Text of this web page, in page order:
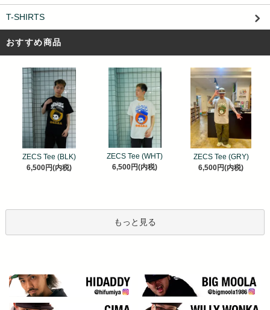
T-SHIRTS
おすすめ商品
ZECS Tee (BLK)
6,500円(内税)
ZECS Tee (WHT)
6,500円(内税)
ZECS Tee (GRY)
6,500円(内税)
もっと見る